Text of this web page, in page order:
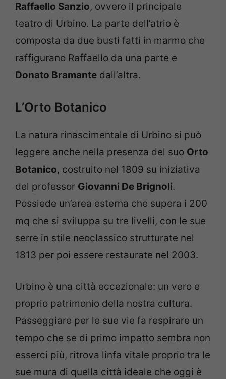
Raffaello Sanzio, ovvero il principale
teatro di Urbino. La parte dell’atrio è
composta da due busti fatti in marmo che
raffigurano Raffaello da una parte e
Donato Bramante dall’altra.
L’Orto Botanico
La natura rinascimentale di Urbino si può
leggere anche nella presenza del suo Orto
Botanico, costruito nel 1809 su iniziativa
del professor Giovanni De Brignoli.
Possiede un’area esterna che supera i 200
mq che si sviluppa su tre livelli, con le sue
serre in stile neoclassico strutturate nel
1813 per poi essere restaurate nel 2003.
Urbino è una città eccezionale: un vero e
proprio patrimonio della nostra cultura.
Passeggiare per le sue vie fa respirare un
tempo che se di primo impatto sembra non
esserci più, ritrova linfa vitale proprio tra le
sue mura di quella città ideale che oggi è